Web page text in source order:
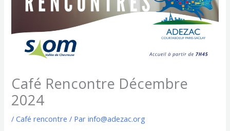
Café Rencontre Décembre
2024
/Café rencontre / Parinfo@adezac.org